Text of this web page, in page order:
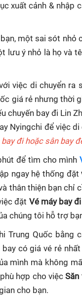
xuất cảnh & nhập
một sai sót nhỏ
lưu ý nhỏ là họ và
việc di chuyển ra
giá rẻ nhưng thời
chuyến bay đi Lin
Nyingchi để việc di
đi hoặc sân bay
để tìm cho mình
ngay hệ thống đặt
thân thiện bạn chỉ
đặt Vé máy bay
chúng tôi hỗ trợ
Trung Quốc bằng
có giá vé rẻ nhất
mình mà không
hợp cho việcSăn
cho bạn.